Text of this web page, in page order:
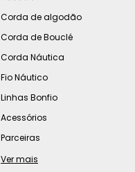
Corda de algodão
Corda de Bouclé
Corda Náutica
Fio Náutico
Linhas Bonfio
Acessórios
Parceiras
Ver mais